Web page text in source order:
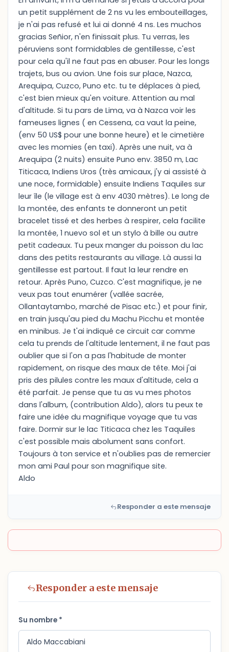
un petit supplément de 2 ns vu les embouteillages,
je n'ai pas refusé et lui ai donné 4 ns. Les muchos
gracias Señior, n'en finissait plus. Tu verras, les
péruviens sont formidables de gentillesse, c'est
pour cela qu'il ne faut pas en abuser. Pour les longs
trajets, bus ou avion. Une fois sur place, Nazca,
Arequipa, Cuzco, Puno etc. tu te déplaces à pied,
c'est bien mieux qu'en voiture. Attention au mal
d'altitude. Si tu pars de Lima, va à Nazca voir les
fameuses lignes ( en Cessena, ca vaut la peine,
(env 50 US$ pour une bonne heure) et le cimetière
avec les momies (en taxi). Après une nuit, va à
Arequipa (2 nuits) ensuite Puno env. 3850 m, Lac
Titicaca, Indiens Uros (très amicaux, j'y ai assisté à
une noce, formidable) ensuite Indiens Taquiles sur
leur île (le village est à env 4030 mètres). Le long de
la montée, des enfants te donneront un petit
bracelet tissé et des herbes à respirer, cela facilite
la montée, 1 nuevo sol et un stylo à bille ou autre
petit cadeaux. Tu peux manger du poisson du lac
dans des petits restaurants au village. Là aussi la
gentillesse est partout. Il faut la leur rendre en
retour. Après Puno, Cuzco. C'est magnifique, je ne
veux pas tout enumérer (vallée sacrée,
Ollantaytambo, marché de Pisac etc.) et pour finir,
en train jusqu'au pied du Machu Picchu et montée
en minibus. Je t'ai indiqué ce circuit car comme
cela tu prends de l'altitude lentement, il ne faut pas
oublier que si l'on a pas l'habitude de monter
rapidement, on risque des maux de tête. Moi j'ai
pris des pilules contre les maux d'altitude, cela a
été parfait. Je pense que tu as vu mes photos
dans l'album, (contribution Aldo), alors tu peux te
faire une idée du magnifique voyage que tu vas
faire. Dormir sur le lac Titicaca chez les Taquiles
c'est possible mais abolument sans confort.
Toujours à ton service et n'oublies pas de remercier
mon ami Paul pour son magnifique site.
Aldo
Responder a este mensaje
Responder a este mensaje
Su nombre *